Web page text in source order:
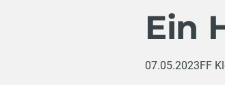
Ein
07.05.2023FF